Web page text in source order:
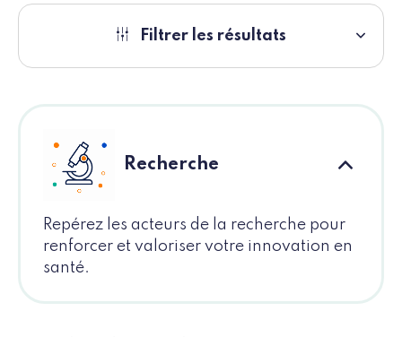
Filtrer les résultats
Recherche
Repérez les acteurs de la recherche pour
renforcer et valoriser votre innovation en
santé.